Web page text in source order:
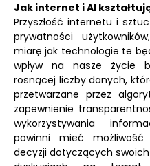
Jak internet i AI
Przyszłość internetu i
prywatności
miarę jak technologie te
wpływ na nasze życie
rosnącej liczby danych,
przetwarzane przez
zapewnienie
wykorzystywania
powinni mieć możliwość
decyzji dotyczących